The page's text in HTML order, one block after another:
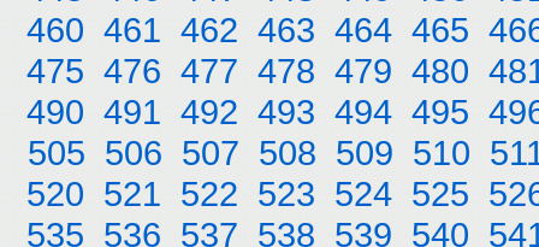
460 461 462 463 464 465
475 476 477 478 479 480
490 491 492 493 494 495
505 506 507 508 509 510
520 521 522 523 524 525
535 536 537 538 539 540